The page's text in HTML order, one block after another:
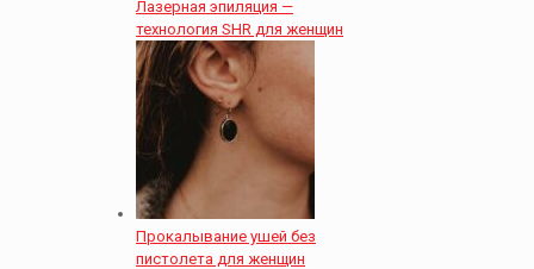
Лазерная эпиляция —
технология SHR для женщин
Прокалывание ушей без
пистолета для женщин